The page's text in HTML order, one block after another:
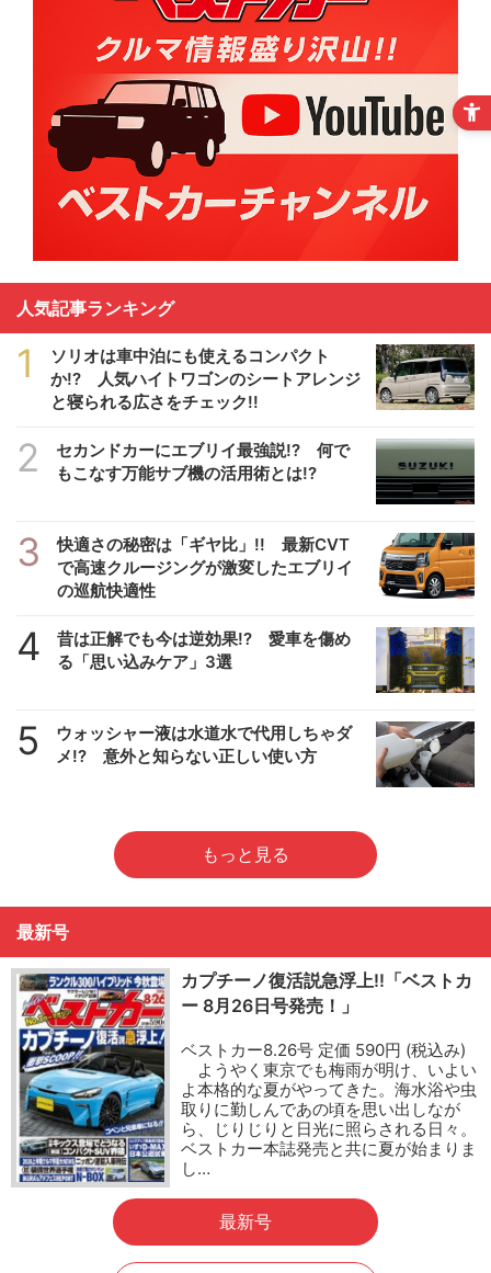
人気記事ランキング
1
ソリオは車中泊にも使えるコンパクト
か!? 人気ハイトワゴンのシートアレンジ
と寝られる広さをチェック!!
2
セカンドカーにエブリイ最強説!? 何で
もこなす万能サブ機の活用術とは!?
3
快適さの秘密は「ギヤ比」!! 最新CVT
で高速クルージングが激変したエブリイ
の巡航快適性
4
昔は正解でも今は逆効果!? 愛車を傷め
る「思い込みケア」3選
5
ウォッシャー液は水道水で代用しちゃダ
メ!? 意外と知らない正しい使い方
もっと見る
最新号
カプチーノ復活説急浮上!!「ベストカ
ー 8月26日号発売！」
ベストカー8.26号 定価 590円 (税込み)
ようやく東京でも梅雨が明け、いよい
よ本格的な夏がやってきた。海水浴や虫
取りに勤しんであの頃を思い出しなが
ら、じりじりと日光に照らされる日々。
ベストカー本誌発売と共に夏が始まりま
し…
最新号